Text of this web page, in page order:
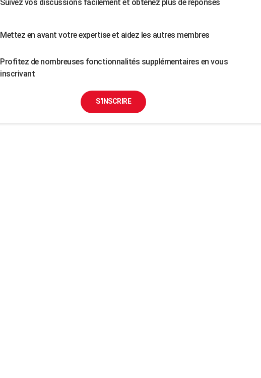
Suivez vos discussions facilement et obtenez plus de réponses
Mettez en avant votre expertise et aidez les autres membres
Profitez de nombreuses fonctionnalités supplémentaires en vous
inscrivant
S'INSCRIRE